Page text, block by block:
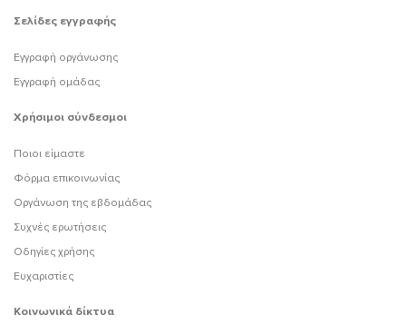
Σελίδες εγγραφής
Εγγραφή οργάνωσης
Εγγραφή ομάδας
Χρήσιμοι σύνδεσμοι
Ποιοι είμαστε
Φόρμα επικοινωνίας
Οργάνωση της εβδομάδας
Συχνές ερωτήσεις
Οδηγίες χρήσης
Ευχαριστίες
Κοινωνικά δίκτυα